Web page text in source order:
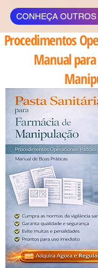
CONHEÇA
Procedimentos
Manual